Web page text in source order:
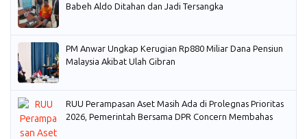
Babeh Aldo Ditahan dan Jadi Tersangka
PM Anwar Ungkap Kerugian Rp880 Miliar Dana Pensiun
Malaysia Akibat Ulah Gibran
RUU Perampasan Aset Masih Ada di Prolegnas Prioritas
2026, Pemerintah Bersama DPR Concern Membahas